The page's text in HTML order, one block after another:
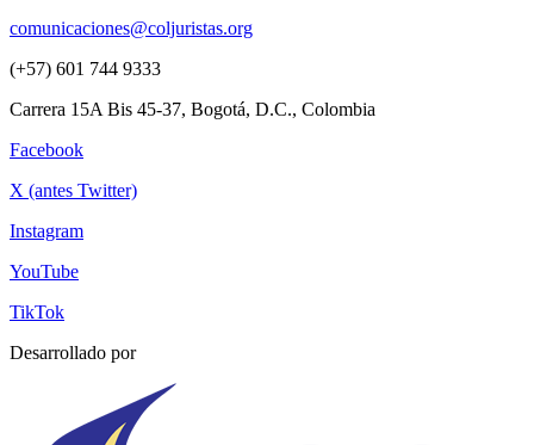
comunicaciones@coljuristas.org
(+57) 601 744 9333
Carrera 15A Bis 45-37, Bogotá, D.C., Colombia
Facebook
X (antes Twitter)
Instagram
YouTube
TikTok
Desarrollado por